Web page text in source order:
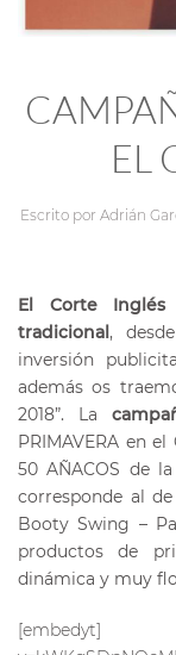
EL
Escrito por Adrián
El Corte Inglés
tradicional,
inversión
además os
2018”. La
PRIMAVERA en
50 AÑACOS de
corresponde al
Booty Swing –
productos de
dinámica y muy
[embedyt]